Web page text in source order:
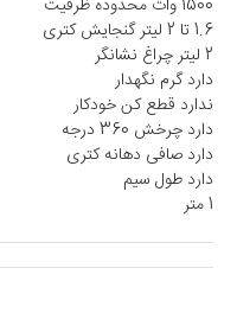
1500 وات محدوده ظرفیت
1.6 تا 2 لیتر گنجایش کتری
2 لیتر چراغ نشانگر
دارد گرم نگهدار
ندارد قطع کن خودکار
دارد چرخش 360 درجه
دارد صافی دهانه کتری
دارد طول سیم
1 متر